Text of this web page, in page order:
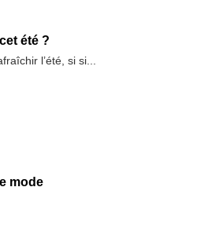
été ?
l’été, si si...
mode